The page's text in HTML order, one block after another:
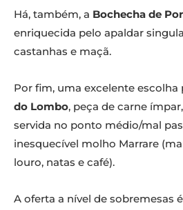
Há, também, a Bochecha de
enriquecida pelo apaldar
castanhas e maçã.
Por fim, uma excelente escolha
do Lombo, peça de carne
servida no ponto médio/mal
inesquecível molho Marrare
louro, natas e café).
A oferta a nível de sobremesas